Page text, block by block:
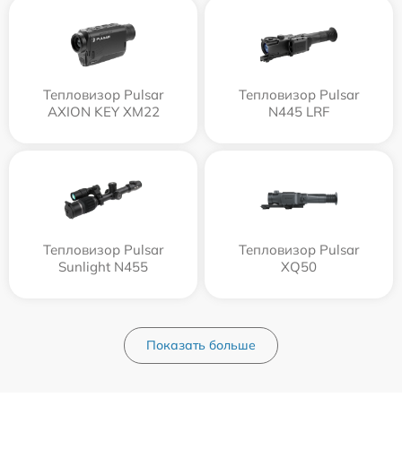
Тепловизор Pulsar
AXION KEY XM22
Тепловизор Pulsar
N445 LRF
Тепловизор Pulsar
Sunlight N455
Тепловизор Pulsar
XQ50
Показать больше